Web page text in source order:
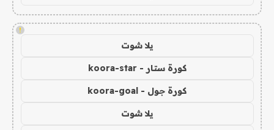
!
يلا شوت
كورة ستار - koora-star
كورة جول - koora-goal
يلا شوت